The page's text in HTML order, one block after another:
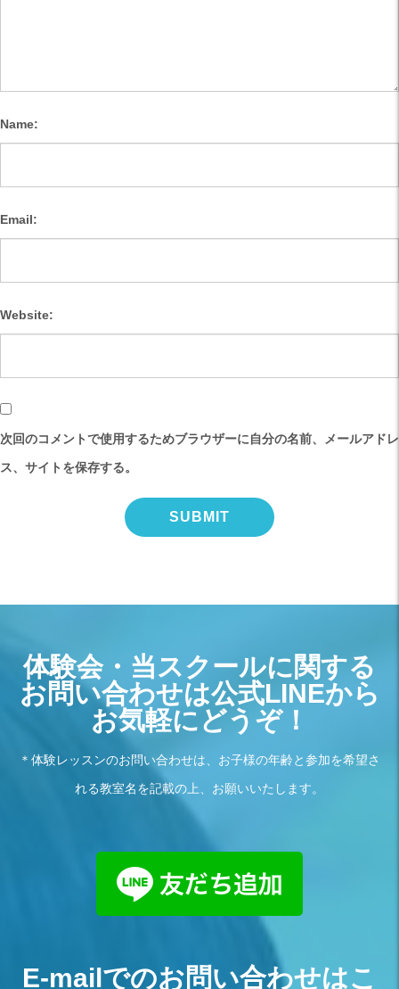
Name:
Email:
Website:
次回のコメントで使用するためブラウザーに自分の名前、メールアドレ
ス、サイトを保存する。
体験会・当スクールに関する
お問い合わせは公式LINEから
お気軽にどうぞ！
＊体験レッスンのお問い合わせは、お子様の年齢と参加を希望さ
れる教室名を記載の上、お願いいたします。
E-mailでのお問い合わせはこ